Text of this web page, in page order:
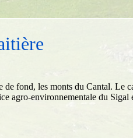
fond, les monts du Cantal. Le
agro-environnementale du